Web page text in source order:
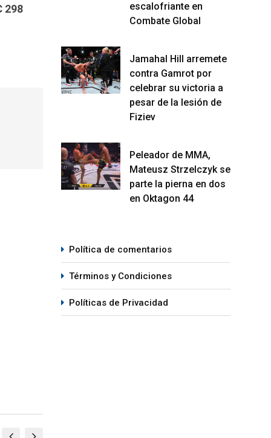
298
escalofriante en
Combate Global
Jamahal Hill arremete
contra Gamrot por
celebrar su victoria a
pesar de la lesión de
Fiziev
Peleador de MMA,
Mateusz Strzelczyk se
parte la pierna en dos
en Oktagon 44
Política de comentarios
Términos y Condiciones
Políticas de Privacidad